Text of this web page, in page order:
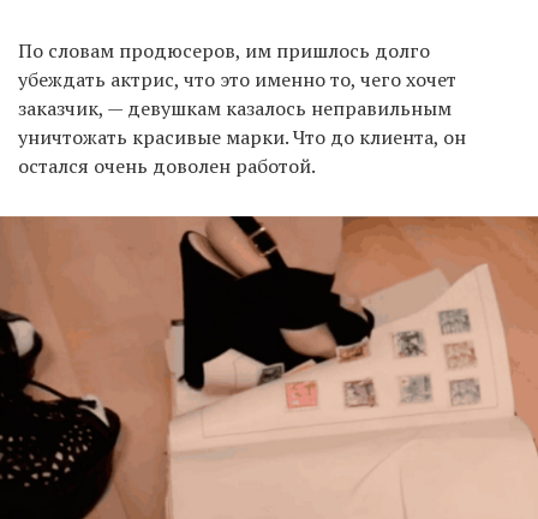
По словам продюсеров, им пришлось долго
убеждать актрис, что это именно то, чего хочет
заказчик, — девушкам казалось неправильным
уничтожать красивые марки. Что до клиента, он
остался очень доволен работой.